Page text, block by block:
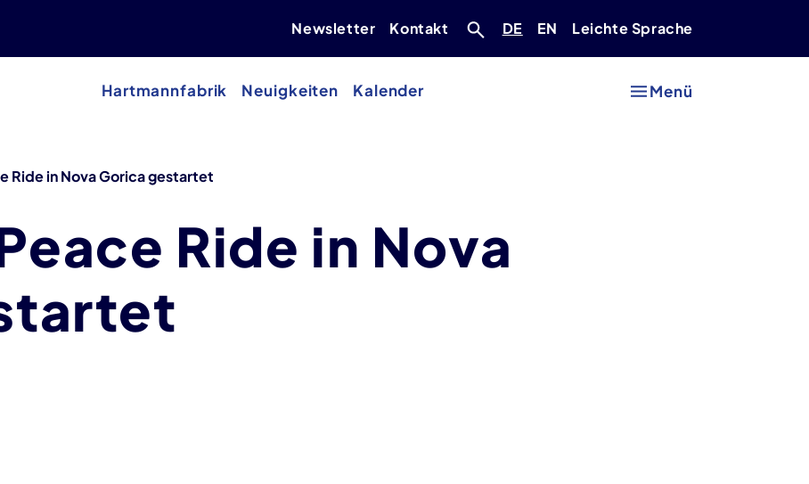
Newsletter Kontakt Deutsch
DE Englisch
EN Leichte Sprache
Hartmannfabrik Neuigkeiten Kalender Menü
Ride in Nova Gorica gestartet
Ride in Nova